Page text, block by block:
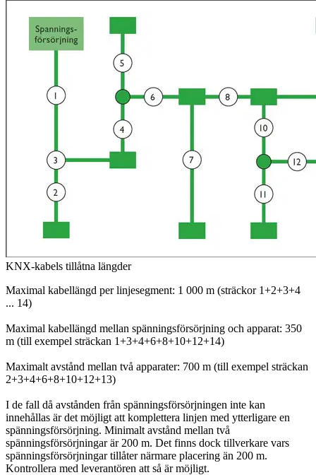
KNX-kabels tillåtna längder
Maximal kabellängd per linjesegment: 1 000 m (sträckor 1+2+3+4
... 14)
Maximal kabellängd mellan spänningsförsörjning och apparat: 350
m (till exempel sträckan 1+3+4+6+8+10+12+14)
Maximalt avstånd mellan två apparater: 700 m (till exempel sträckan
2+3+4+6+8+10+12+13)
I de fall då avstånden från spänningsförsörjningen inte kan
innehållas är det möjligt att komplettera linjen med ytterligare en
spänningsförsörjning. Minimalt avstånd mellan två
spänningsförsörjningar är 200 m. Det finns dock tillverkare vars
spänningsförsörjningar tillåter närmare placering än 200 m.
Kontrollera med leverantören att så är möjligt.